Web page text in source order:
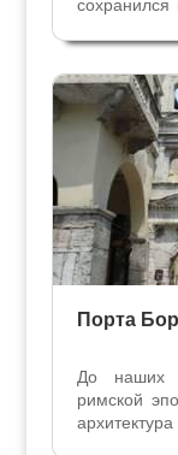
во многих
мы...
Порта
До наших
римской